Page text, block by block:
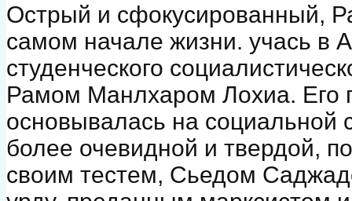
Острый и сфокусированный,
самом начале жизни. учась в
студенческого
Рамом Манлхаром Лохиа. Его
основывалась на социальной
более очевидной и твердой,
своим тестем, Сьедом